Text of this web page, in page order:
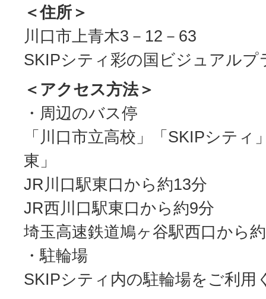
＜住所＞
川口市上青木3－12－63
SKIPシティ彩の国ビジュアルプ
＜アクセス方法＞
・周辺のバス停
「川口市立高校」「SKIPシティ
東」
JR川口駅東口から約13分
JR西川口駅東口から約9分
埼玉高速鉄道鳩ヶ谷駅西口から
・駐輪場
SKIPシティ内の駐輪場をご利用